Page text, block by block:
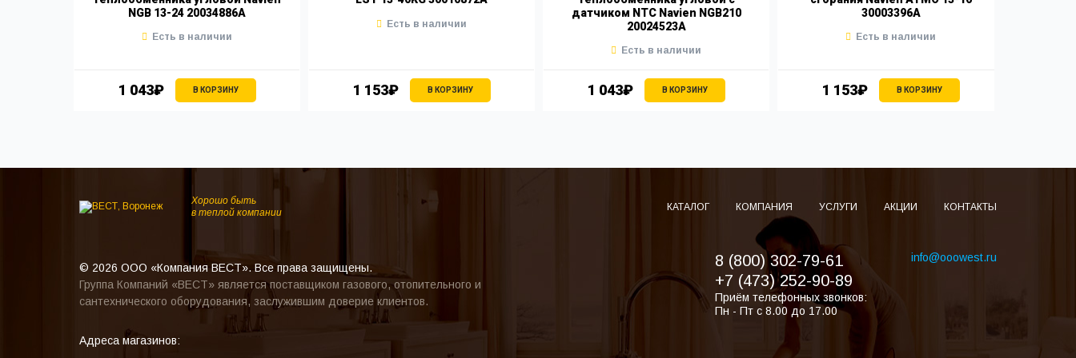
NGB 13-24 20034886A
1 043₽ В КОРЗИНУ
Есть в наличии
1 153₽ В КОРЗИНУ
Есть в наличии
датчиком NTC Navien NGB210
20024523A
1 043₽ В КОРЗИНУ
Есть в наличии
30003396A
1 153₽ В КОРЗИНУ
Есть в наличии
Хорошо быть
в теплой компании
КАТАЛОГ КОМПАНИЯ УСЛУГИ АКЦИИ КОНТАКТЫ
© 2026 ООО «Компания ВЕСТ». Все права защищены.
Группа Компаний «ВЕСТ» является поставщиком газового, отопительного и
сантехнического оборудования, заслужившим доверие клиентов.
8 (800) 302-79-61
+7 (473) 252-90-89
Приём телефонных звонков:
Пн - Пт с 8.00 до 17.00
info@ooowest.ru
Адреса магазинов: